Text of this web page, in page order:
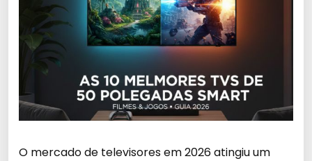
O mercado de televisores em 2026 atingiu um